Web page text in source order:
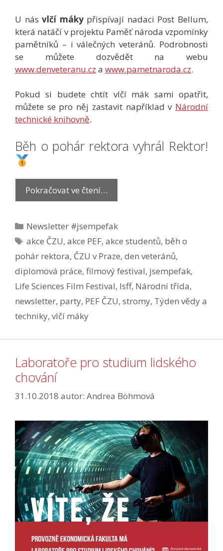
U násvlčí mákypřispívají nadaci Post Bellum,
která natáčí v projektu Paměť národa vzpomínky
pamětníků – i válečných veteránů. Podrobnosti
se můžete dozvědět na webu
www.denveteranu.cz a www.pametnaroda.cz.
Pokud si budete chtít vlčí mák sami opatřit,
můžete se pro něj zastavit například v Národní
technické knihovně.
Běh o pohár rektora vyhrál Rektor!
Pokračovat ve čtení…
Rubriky
Newsletter #jsempefak
Štítky
akce ČZU,akce PEF,akce studentů, běh o
pohár rektora, ČZU v Praze, den veteránů,
diplomová práce, filmový festival, jsempefak,
Life Sciences Film Festival, lsff, Národní třída,
newsletter, party, PEF ČZU, stromy, Týden vědy a
techniky, vlčí máky
Laboratoře pro studium lidského
chování
31.10.2018 autor: Andrea Böhmová